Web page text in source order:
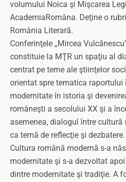
volumului Noica şi Mişcarea
AcademiaRomâna. Deţine o
România Literară.
Conferinţele „Mircea
constituie la MŢR un spaţiu al
centrat pe teme ale ştiinţelor
orientat spre tematica raportului
modernitate în istoria şi
româneşti a secolului XX şi a
asemenea, dialogul între
ca temă de reflecţie şi dezbatere.
Cultura română modernă s-a
modernitate şi s-a dezvoltat
dintre modernitate şi tradiţie. A